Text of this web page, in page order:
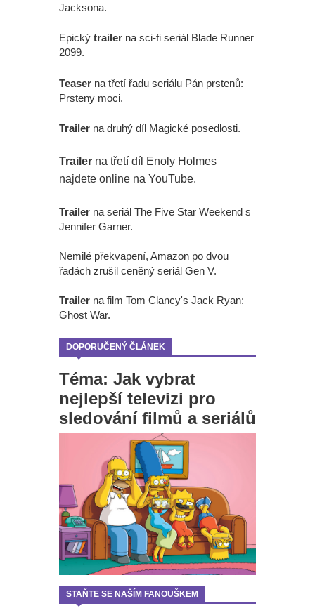
Jacksona.
Epický trailer na sci-fi seriál Blade Runner
2099.
Teaser na třetí řadu seriálu Pán prstenů:
Prsteny moci.
Trailer na druhý díl Magické posedlosti.
Trailer na třetí díl Enoly Holmes
najdete online na YouTube.
Trailer na seriál The Five Star Weekend s
Jennifer Garner.
Nemilé překvapení, Amazon po dvou
řadách zrušil ceněný seriál Gen V.
Trailer na film Tom Clancy's Jack Ryan:
Ghost War.
DOPORUČENÝ ČLÁNEK
Téma: Jak vybrat
nejlepší televizi pro
sledování filmů a seriálů
STAŇTE SE NAŠÍM FANOUŠKEM